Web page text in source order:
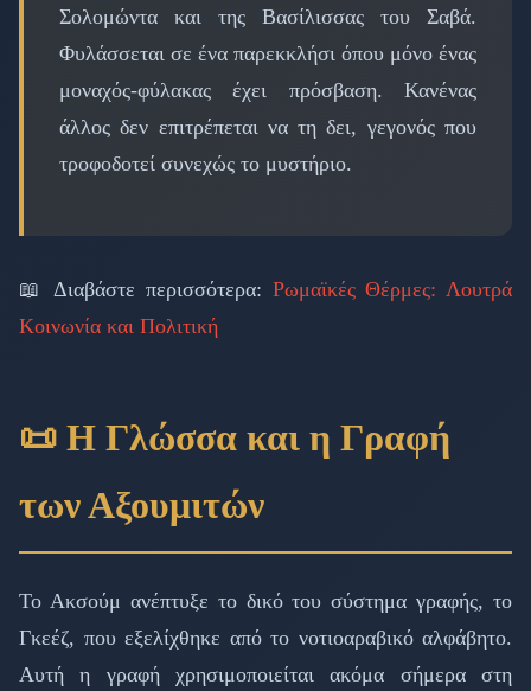
Σολομώντα και της Βασίλισσας του Σαβά.
Φυλάσσεται σε ένα παρεκκλήσι όπου μόνο ένας
μοναχός-φύλακας έχει πρόσβαση. Κανένας
άλλος δεν επιτρέπεται να τη δει, γεγονός που
τροφοδοτεί συνεχώς το μυστήριο.
📖 Διαβάστε περισσότερα: Ρωμαϊκές Θέρμες: Λουτρά
Κοινωνία και Πολιτική
📜 Η Γλώσσα και η Γραφή
των Αξουμιτών
Το Ακσούμ ανέπτυξε το δικό του σύστημα γραφής, το
Γκεέζ, που εξελίχθηκε από το νοτιοαραβικό αλφάβητο.
Αυτή η γραφή χρησιμοποιείται ακόμα σήμερα στη